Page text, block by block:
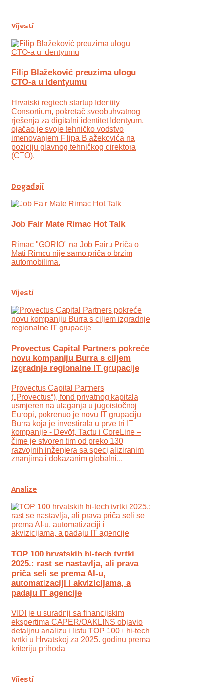
Vijesti
Filip Blažeković preuzima ulogu
CTO-a u Identyumu
Hrvatski regtech startup Identity
Consortium, pokretač sveobuhvatnog
rješenja za digitalni identitet Identyum,
ojаčao je svoje tehničko vodstvo
imenovanjem Filipa Blažekovića na
poziciju glavnog tehničkog direktora
(CTO).
Događaji
Job Fair Mate Rimac Hot Talk
Rimac "GORIO" na Job Fairu Priča o
Mati Rimcu nije samo priča o brzim
automobilima.
Vijesti
Provectus Capital Partners pokreće
novu kompaniju Burra s ciljem
izgradnje regionalne IT grupacije
Provectus Capital Partners
(„Provectus“), fond privatnog kapitala
usmjeren na ulaganja u jugoistočnoj
Europi, pokrenuo je novu IT grupaciju
Burra koja je investirala u prve tri IT
kompanije - Devōt, Tactu i CoreLine –
čime je stvoren tim od preko 130
razvojnih inženjera sa specijaliziranim
znanjima i dokazanim globalni...
Analize
TOP 100 hrvatskih hi-tech tvrtki
2025.: rast se nastavlja, ali prava
priča seli se prema AI-u,
automatizaciji i akvizicijama, a
padaju IT agencije
VIDI je u suradnji sa financijskim
ekspertima CAPER/OAKLINS objavio
detaljnu analizu i listu TOP 100+ hi-tech
tvrtki u Hrvatskoj za 2025. godinu prema
kriteriju prihoda.
Vijesti